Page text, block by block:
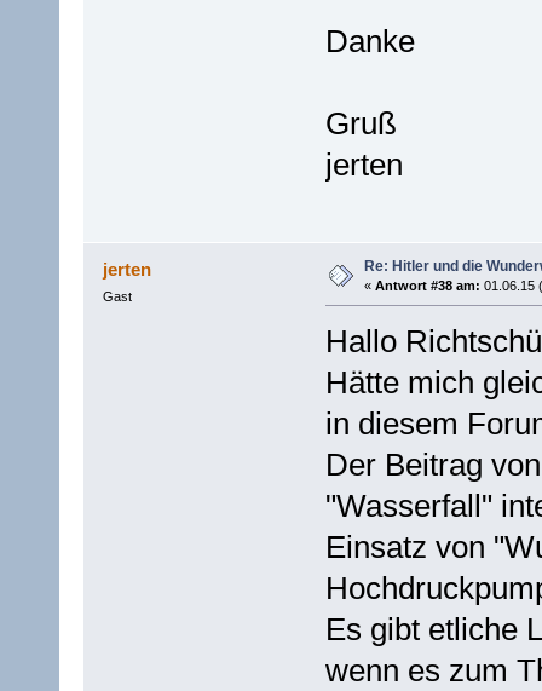
Danke
Gruß
jerten
jerten
Gast
Re: Hitler und die
« Antwort #38 am: 01.06.15
Hallo
Hätte mich
in diesem
Der Beitrag
"Wasserfall"
Einsatz von
Es gibt etliche
wenn es zum